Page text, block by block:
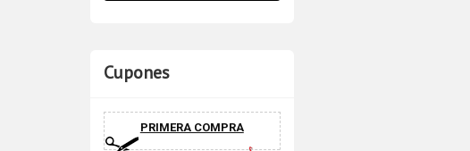
Cupones
PRIMERA COMPRA